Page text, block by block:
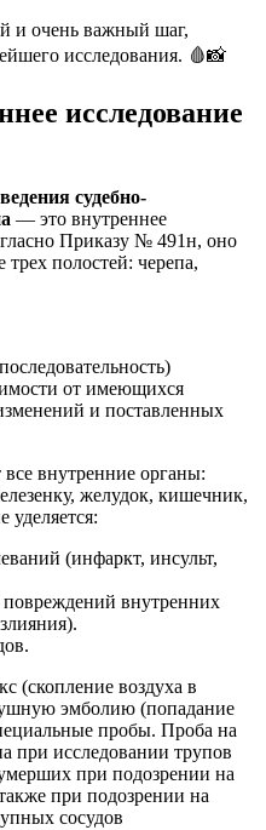
и очень важный шаг,
исследования. 🩸📸
исследование
судебно-
— это внутреннее
Приказу № 491н, оно
полостей: черепа,
от имеющихся
и поставленных
все внутренние органы:
желудок, кишечник,
уделяется:
(инфаркт, инсульт,
внутренних
(скопление воздуха в
эмболию (попадание
пробы. Проба на
при исследовании трупов
при подозрении на
при подозрении на
сосудов